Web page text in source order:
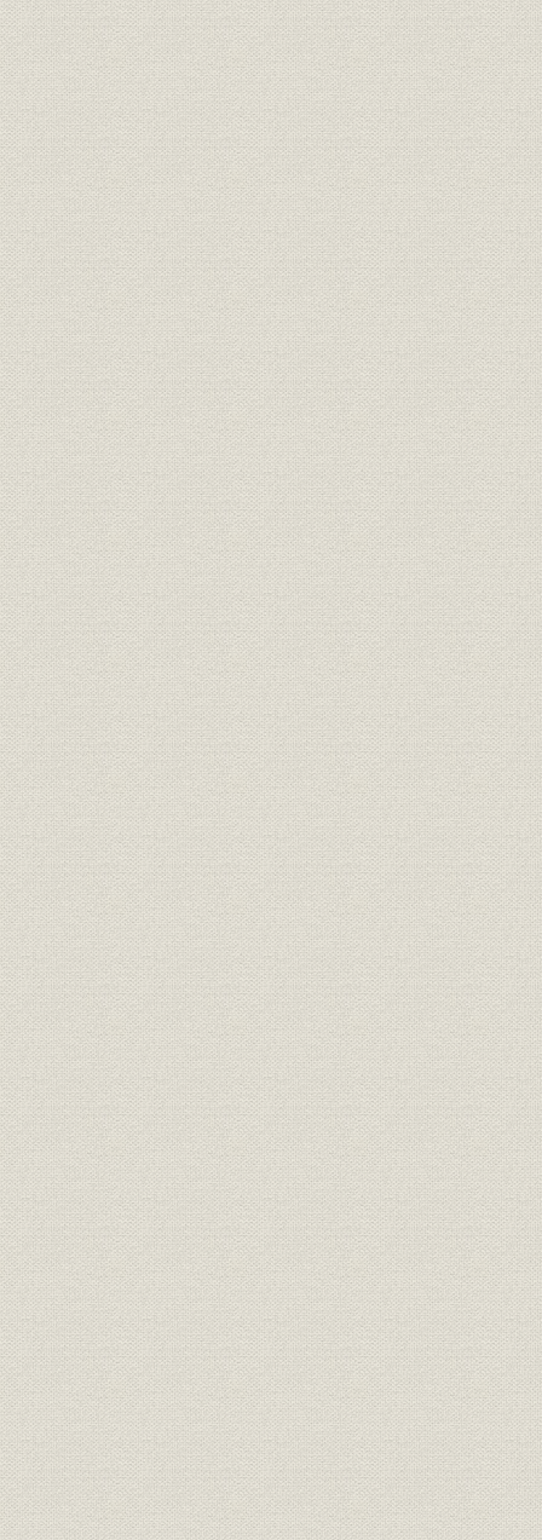
「香里団地」(大阪府)
事業所
昭和40年代の東京総局(四谷ビ
ル)
[昭和41年
催し 保有8兆完成祝賀会 [昭和45年
経営 躍進第1次5年計画達成状況 昭和45年
商品;広告宣伝
「ワイド働きざかりの保険」パ
ンフレット
[昭和47年
商品;広告宣伝
[逓増年金収入保障保険]「ふえる
年金 家庭安心プラン」パンフレ
ット
[昭和50年
経営
「躍進第2次5年計画―後半3年
計画」の基本目標達成状況
昭和50年
ロゴマーク
[従来の基盤(法人、代理店、既
契約のお客さま)に加え、「地
域」を新たな活動基盤として確
保する]「クローバー運動」のシ
ンボルマーク
[昭和52年
ロゴマーク
「拡充強化3か年計画」最終年
度ガンバルマーク
[昭和53年
経営
「拡充強化3か年計画」最終実
績
[昭和53年
経営;財務・業績
「拡充強化3か年計画」業績の
推移
昭和50年
年度(1978
経営政策 「第1次募体三計画」遂行状況
昭和51年
年度(1978
資産
昭和51年度~53年度の増加資産
占率推移
昭和50年
年度(1978
資産;業界 総資産利回りの推移
昭和41年
年度(1978
営業;事業所
昭和20年代の所有営業用店舗数
の推移
昭和23年
29年度
営業;事業所
昭和30年代の所有営業用店舗数
の推移
昭和31年
39年度
資産 [投資用不動産・]新宿住友ビル [昭和49年
資産;金利 不動産利回りの推移
昭和40年
年度(1978
事業所
[料金保全事務のシステム処理の
中核拠点となった]京橋事務セン
ター(現・本社ビル所在地)
[昭和46年
情報システム
オンライン完成メッセージを端
末入力する新井[正明]社長
[昭和48年
福利厚生;施設
洗心寮(兵庫県芦屋市、昭和34年
4月開設)、有恒寮(東京都大田
区、昭和34年12月開設)
昭和34年
[「営業基盤の強化、収支構造の